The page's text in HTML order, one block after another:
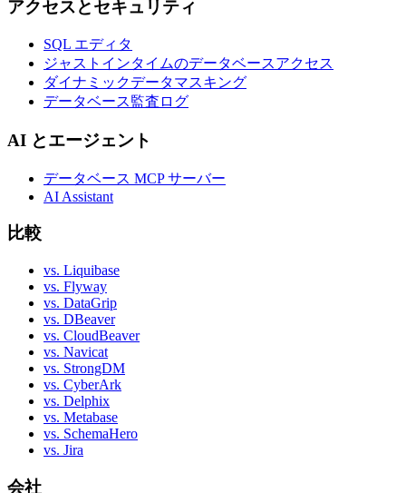
アクセスとセキュリティ
SQL エディタ
ジャストインタイムのデータベースアクセス
ダイナミックデータマスキング
データベース監査ログ
AI とエージェント
データベース MCP サーバー
AI Assistant
比較
vs. Liquibase
vs. Flyway
vs. DataGrip
vs. DBeaver
vs. CloudBeaver
vs. Navicat
vs. StrongDM
vs. CyberArk
vs. Delphix
vs. Metabase
vs. SchemaHero
vs. Jira
会社